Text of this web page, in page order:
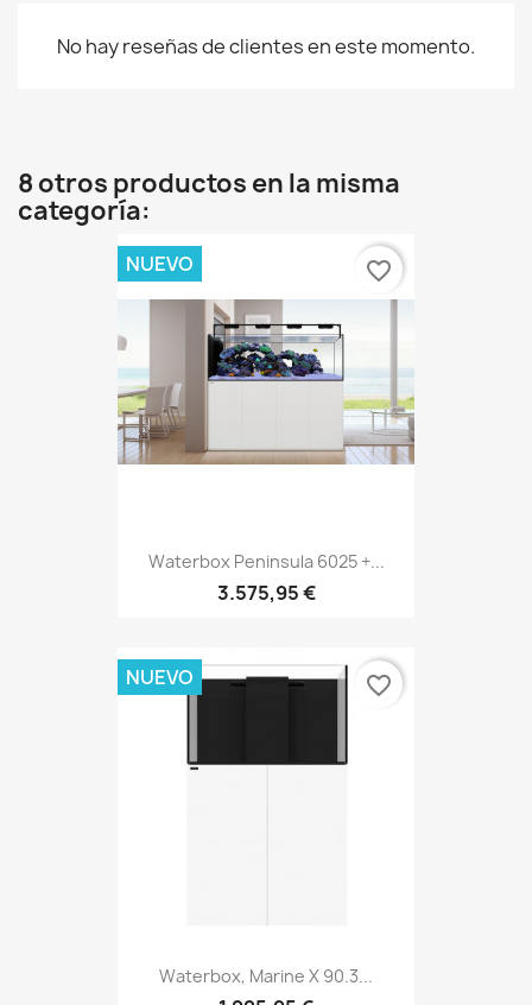
No hay reseñas de clientes en este momento.
8 otros productos en la misma
categoría:
Waterbox Peninsula 6025 +...
3.575,95 €
NUEVO favorite_border
Waterbox, Marine X 90.3...
NUEVO favorite_border